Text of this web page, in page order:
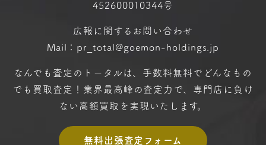
452600010344号
広報に関するお問い合わせ
Mail：pr_total@goemon-holdings.jp
なんでも査定のトータルは、手数料無料で どんなもの
でも買取査定！ 業界最高峰の査定力で、専門店に 負け
ない高額買取を実現いたします。
無料出張査定フォーム